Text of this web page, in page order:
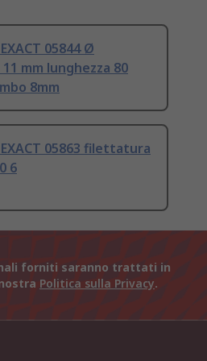
05844 Ø
mm lunghezza 80
8mm
05863 filettatura
6
forniti saranno trattati in
Politica sulla Privacy.